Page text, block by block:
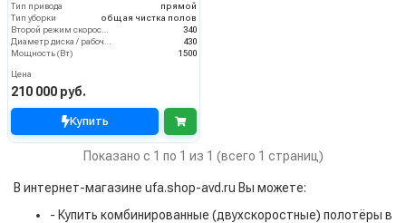
Тип привода
прямой
Тип уборки
общая чистка полов
340
430
Мощность (Вт)
1500
Цена
210 000 руб.
Купить
Показано с 1 по 1 из 1 (всего 1 страниц)
В интернет-магазине ufa.shop-avd.ru Вы можете:
- Купить комбинированные (двухскоростные) полотёры в